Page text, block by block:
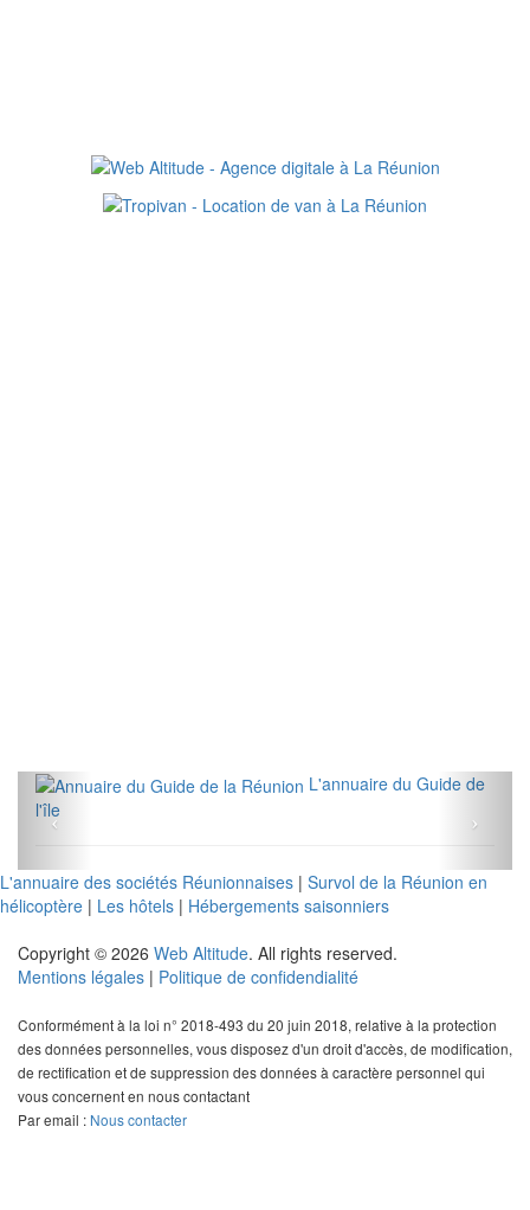
L'annuaire du Guide de
l'île
L'annuaire des sociétés Réunionnaises | Survol de la Réunion en
hélicoptère | Les hôtels | Hébergements saisonniers
Copyright © 2026 Web Altitude. All rights reserved.
Mentions légales | Politique de confidendialité
Conformément à la loi n° 2018-493 du 20 juin 2018, relative à la protection
des données personnelles, vous disposez d'un droit d'accès, de modification,
de rectification et de suppression des données à caractère personnel qui
vous concernent en nous contactant
Par email : Nous contacter